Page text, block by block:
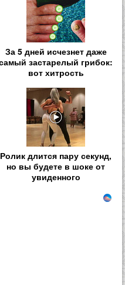
За 5 дней исчезнет даже
застарелый грибок:
вот хитрость
Ролик длится пару секунд,
но вы будете в шоке от
увиденного